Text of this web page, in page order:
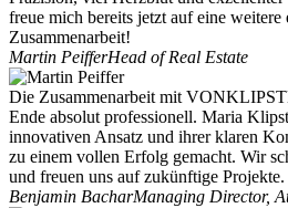
freue mich bereits jetzt auf eine weitere
Zusammenarbeit!
Martin PeifferHead of Real Estate
Die Zusammenarbeit mit
Ende absolut professionell. Maria
innovativen Ansatz und ihrer klaren
zu einem vollen Erfolg gemacht. Wir
und freuen uns auf zukünftige Projekte.
Benjamin BacharManaging Director,